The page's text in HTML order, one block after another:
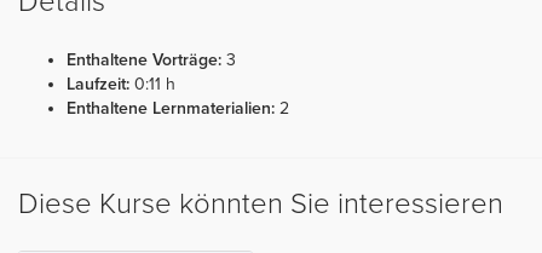
Enthaltene Vorträge: 3
Laufzeit: 0:11 h
Enthaltene Lernmaterialien: 2
Diese Kurse könnten Sie interessieren